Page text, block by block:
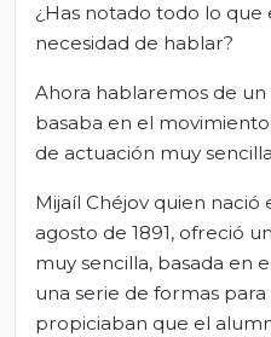
¿Has notado todo lo
necesidad de hablar?
Ahora hablaremos de
basaba en el
de actuación muy
Mijaíl Chéjov quien
agosto de 1891, ofreció
muy sencilla, basada en
una serie de formas
propiciaban que el